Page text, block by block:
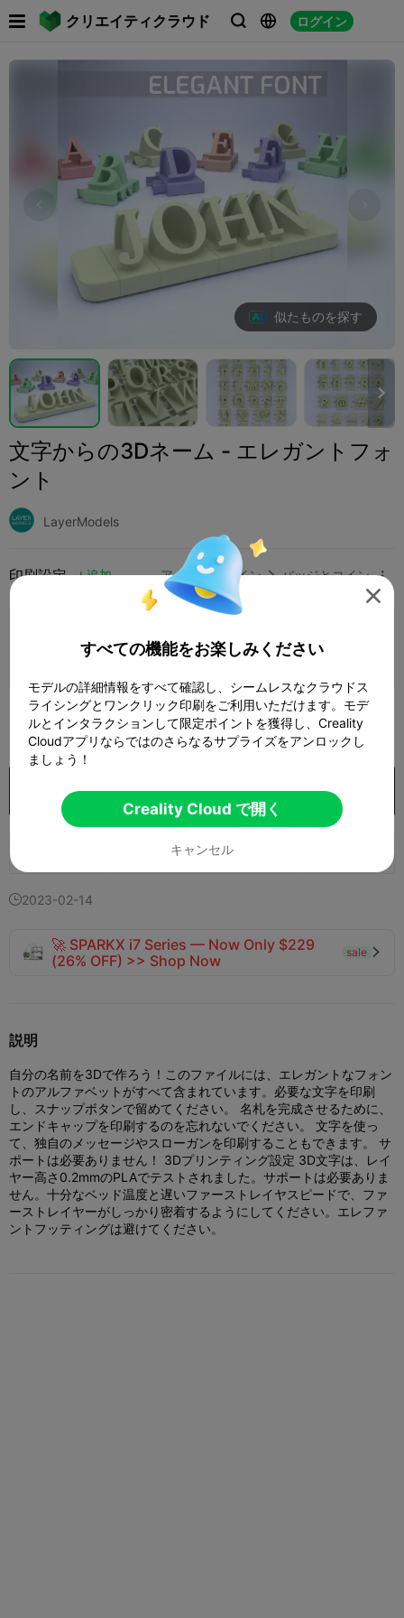
クリエイティクラウド   ログイン
 
似たものを探す

文字からの3Dネーム - エレガントフォ
ント
LayerModels
印刷設定 追加 アートとデザイン  バッジとコイン 
さらにポイントを獲得
195 
購入
87 
2023-02-14
🚀 SPARKX i7 Series — Now Only $229
(26% OFF) >> Shop Now
sale 
説明
自分の名前を3Dで作ろう！このファイルには、エレガントなフォン
トのアルファベットがすべて含まれています。必要な文字を印刷
し、スナップボタンで留めてください。 名札を完成させるために、
エンドキャップを印刷するのを忘れないでください。 文字を使っ
て、独自のメッセージやスローガンを印刷することもできます。 サ
ポートは必要ありません！ 3Dプリンティング設定 3D文字は、レイ
ヤー高さ0.2mmのPLAでテストされました。サポートは必要ありま
せん。十分なベッド温度と遅いファーストレイヤスピードで、ファ
ーストレイヤーがしっかり密着するようにしてください。エレファ
ントフッティングは避けてください。

すべての機能をお楽しみください
モデルの詳細情報をすべて確認し、シームレスなクラウドス
ライシングとワンクリック印刷をご利用いただけます。モデ
ルとインタラクションして限定ポイントを獲得し、Creality
Cloudアプリならではのさらなるサプライズをアンロックし
ましょう！
Creality Cloud で開く
キャンセル